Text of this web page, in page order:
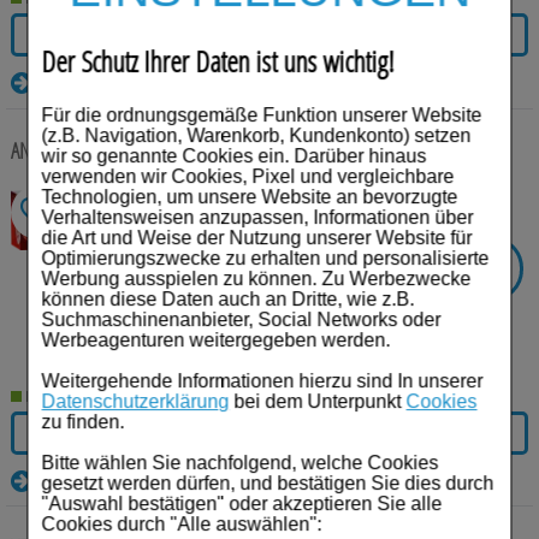
Der Schutz Ihrer Daten ist uns wichtig!
Für die ordnungsgemäße Funktion unserer Website
(z.B. Navigation, Warenkorb, Kundenkonto) setzen
wir so genannte Cookies ein. Darüber hinaus
verwenden wir Cookies, Pixel und vergleichbare
Technologien, um unsere Website an bevorzugte
Verhaltensweisen anzupassen, Informationen über
die Art und Weise der Nutzung unserer Website für
Optimierungszwecke zu erhalten und personalisierte
Werbung ausspielen zu können. Zu Werbezwecke
können diese Daten auch an Dritte, wie z.B.
Suchmaschinenanbieter, Social Networks oder
Werbeagenturen weitergegeben werden.
Weitergehende Informationen hierzu sind In unserer
Datenschutzerklärung bei dem UnterpunktCookies
zu finden.
Bitte wählen Sie nachfolgend, welche Cookies
gesetzt werden dürfen, und bestätigen Sie dies durch
"Auswahl bestätigen" oder akzeptieren Sie alle
Cookies durch "Alle auswählen":
Details
ANTISTAX Venencreme100 gCreme
Anbieter: STADA Consumer Health
Deutschland GmbH
Einheit: 100g
Darreichungsform: Creme
PZN: 10347319
AVP: 20,99€²
16,58€¹
SIE SPAREN
-21%
Lieferzeit 2-5 Werktage
Details